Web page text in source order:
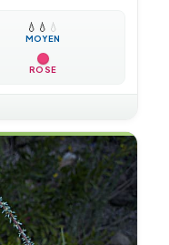
💧 💧 💧
MOYEN
ROSE